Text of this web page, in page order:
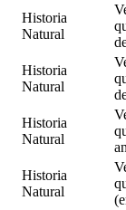
Historia
Natural
Historia
Natural
Historia
Natural
Historia
Natural